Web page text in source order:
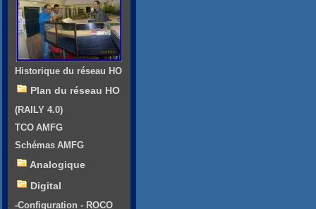
Historique du réseau HO
Plan du réseau HO
(RAILY 4.0)
TCO AMFG
Schémas AMFG
Analogique
Digital
-Configuration - ROCO